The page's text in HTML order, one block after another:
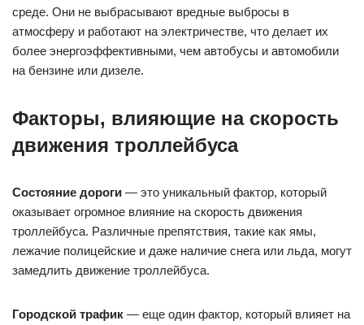
среде. Они не выбрасывают вредные выбросы в
атмосферу и работают на электричестве, что делает их
более энергоэффективными, чем автобусы и автомобили
на бензине или дизеле.
Факторы, влияющие на скорость
движения троллейбуса
Состояние дороги — это уникальный фактор, который
оказывает огромное влияние на скорость движения
троллейбуса. Различные препятствия, такие как ямы,
лежачие полицейские и даже наличие снега или льда, могут
замедлить движение троллейбуса.
Городской трафик — еще один фактор, который влияет на